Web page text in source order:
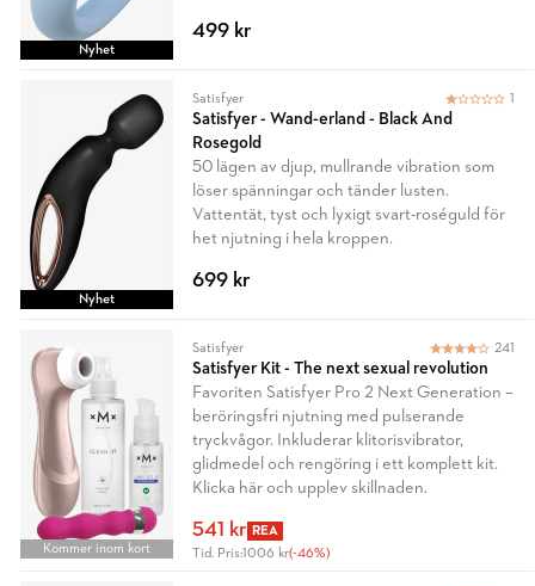
Nyhet
499 kr
Nyhet
1
Satisfyer
Satisfyer - Wand-erland - Black And
Rosegold
50 lägen av djup, mullrande vibration som
löser spänningar och tänder lusten.
Vattentät, tyst och lyxigt svart-roséguld för
het njutning i hela kroppen.
699 kr
Kommer inom kort
241
Satisfyer
Satisfyer Kit - The next sexual revolution
Favoriten Satisfyer Pro 2 Next Generation –
beröringsfri njutning med pulserande
tryckvågor. Inkluderar klitorisvibrator,
glidmedel och rengöring i ett komplett kit.
Klicka här och upplev skillnaden.
541 kr REA
Tid. Pris:1006 kr(-46%)